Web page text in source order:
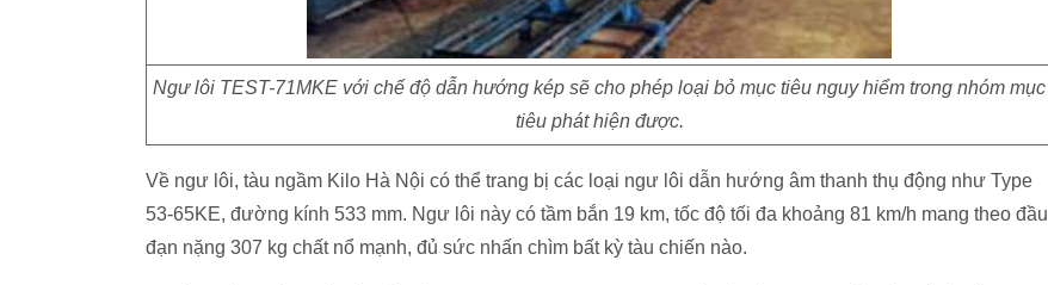
Ngư lôi TEST-71MKE với chế độ dẫn hướng kép sẽ cho phép loại bỏ mục tiêu nguy hiểm trong nhóm mục
tiêu phát hiện được.
Về ngư lôi, tàu ngầm Kilo Hà Nội có thể trang bị các loại ngư lôi dẫn hướng âm thanh thụ động như Type
53-65KE, đường kính 533 mm. Ngư lôi này có tầm bắn 19 km, tốc độ tối đa khoảng 81 km/h mang theo đầu
đạn nặng 307 kg chất nổ mạnh, đủ sức nhấn chìm bất kỳ tàu chiến nào.